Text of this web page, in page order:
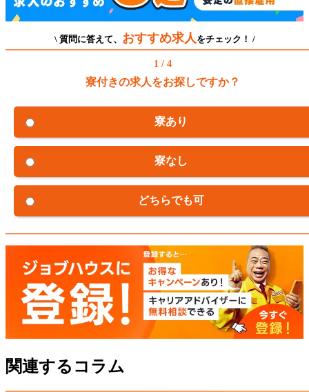
\ 質問に答えて、 おすすめ求人 をチェック！ /
1 / 4
寮付きの求人をお探しですか？
寮あり
寮なし
どちらでも可
関連するコラム